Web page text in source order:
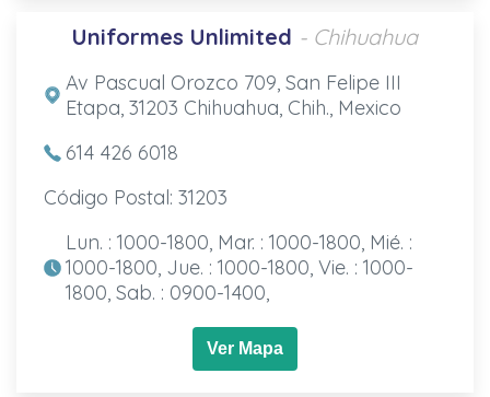
Uniformes Unlimited - Chihuahua
Av Pascual Orozco 709, San Felipe III
Etapa, 31203 Chihuahua, Chih., Mexico
614 426 6018
Código Postal: 31203
Lun. : 1000-1800, Mar. : 1000-1800, Mié. :
1000-1800, Jue. : 1000-1800, Vie. : 1000-
1800, Sab. : 0900-1400,
Ver Mapa